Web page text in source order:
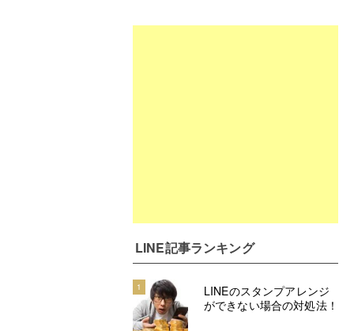
LINE記事ランキング
1
LINEのスタンプアレンジ
ができない場合の対処法！